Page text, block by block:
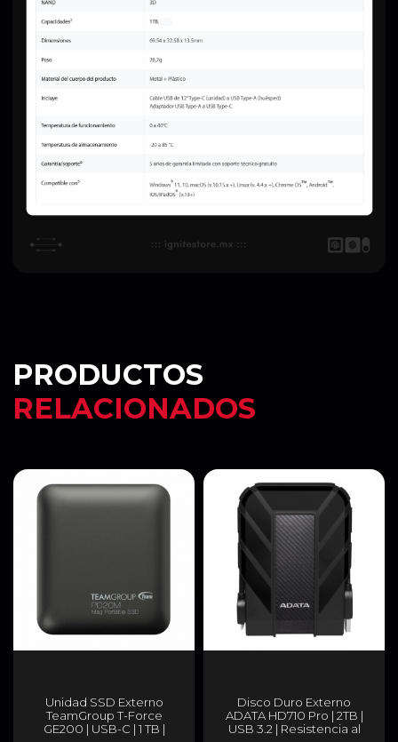
PRODUCTOS
RELACIONADOS
Unidad SSD Externo
TeamGroup T-Force
GE200 | USB-C | 1 TB |
Disco Duro Externo
ADATA HD710 Pro | 2TB |
USB 3.2 | Resistencia al